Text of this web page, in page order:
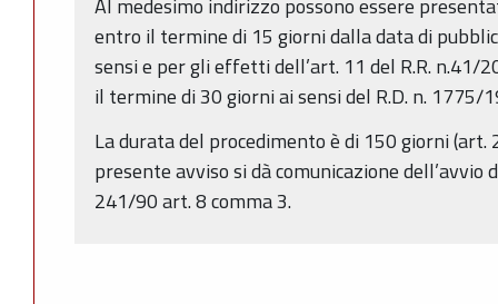
entro il termine di 15 giorni dalla data di
sensi e per gli effetti dell’art. 11 del R.R. n.41/
il termine di 30 giorni ai sensi del R.D. n. 1775/
La durata del procedimento è di 150 giorni (art.
presente avviso si dà comunicazione dell’avvio
241/90 art. 8 comma 3.